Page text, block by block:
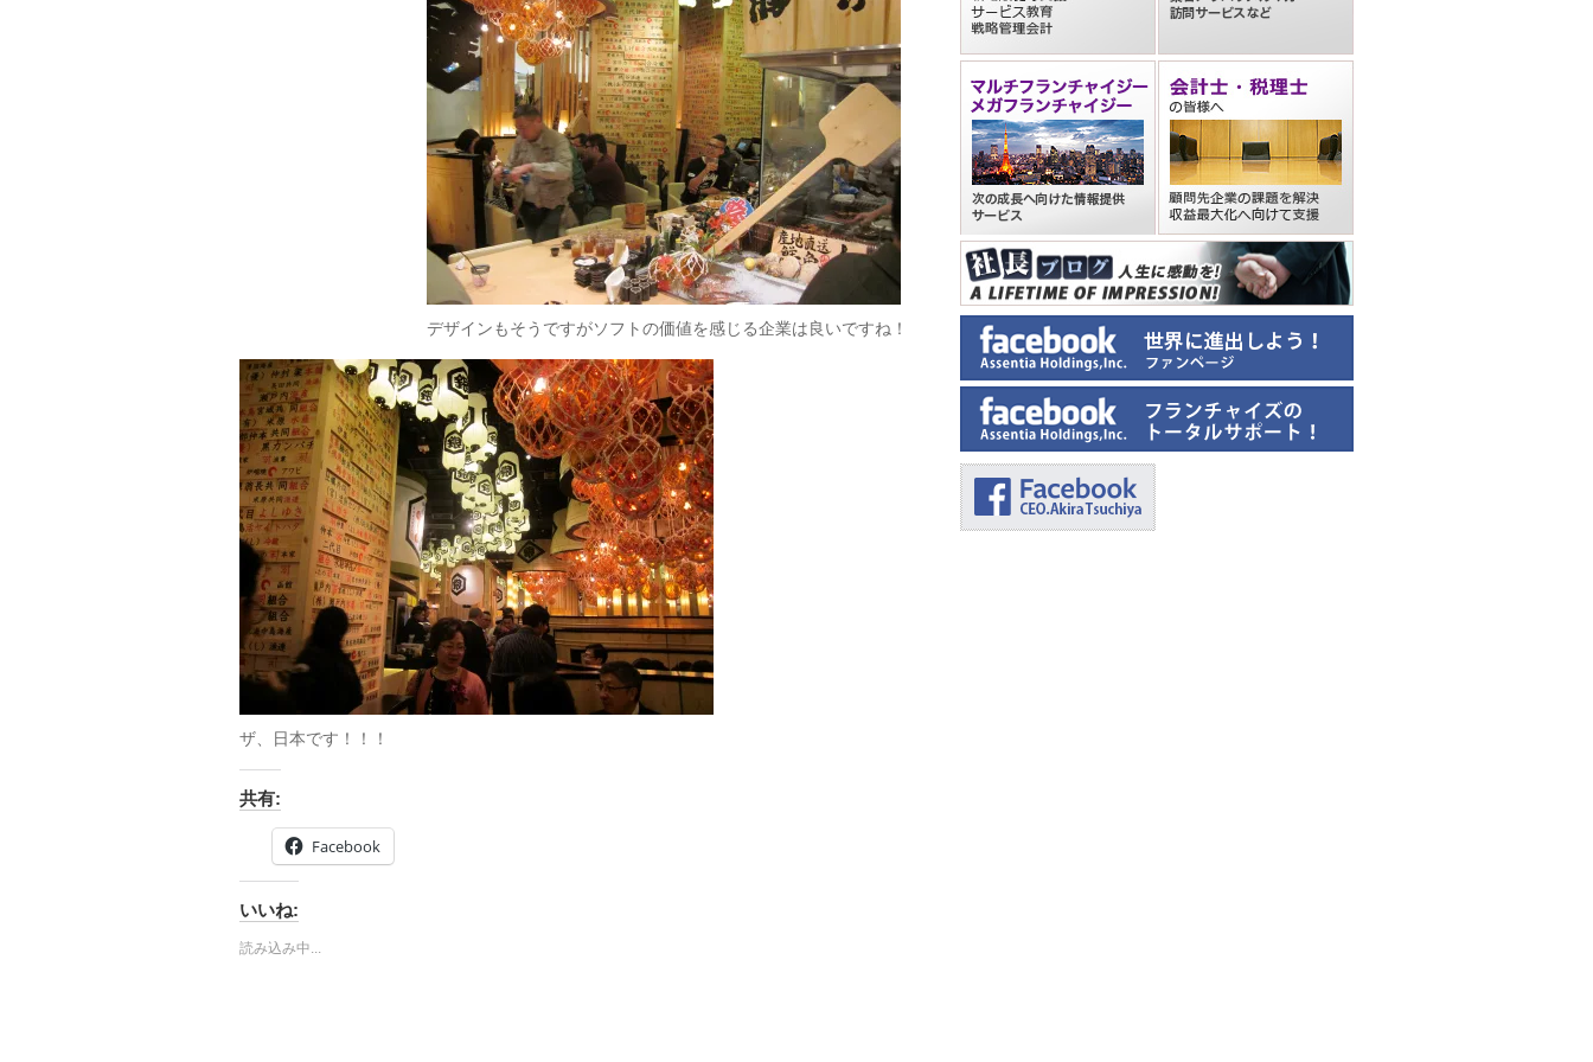
デザインもそうですがソフトの価値を感じる企業は良いですね！
ザ、日本です！！！
共有:
Facebook
いいね:
読み込み中...